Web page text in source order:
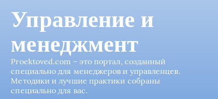
Управление и
менеджмент
Proektoved.com – это портал, созданный
специально для менеджеров и управленцев.
Методики и лучшие практики собраны
специально для вас.